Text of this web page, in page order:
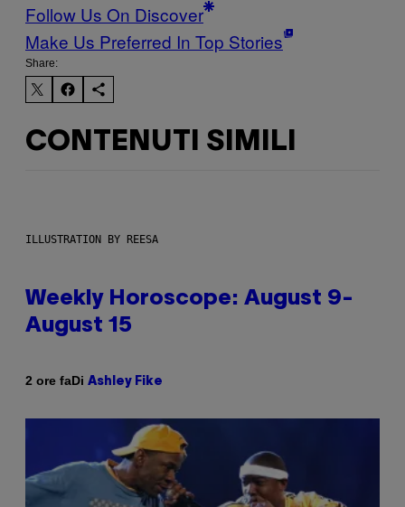
Follow Us On Discover
Make Us Preferred In Top Stories
Share:
CONTENUTI SIMILI
ILLUSTRATION BY REESA
Weekly Horoscope: August 9-
August 15
2 ore faDi Ashley Fike